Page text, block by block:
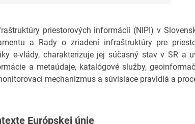
priestorových informácií (NIPI) v
a Rady o zriadení infraštruktúry pre
e-vlády, charakterizuje jej súčasný stav v SR a
a metaúdaje, katalógové služby,
mechanizmus a súvisiace pravidlá a
Európskej únie